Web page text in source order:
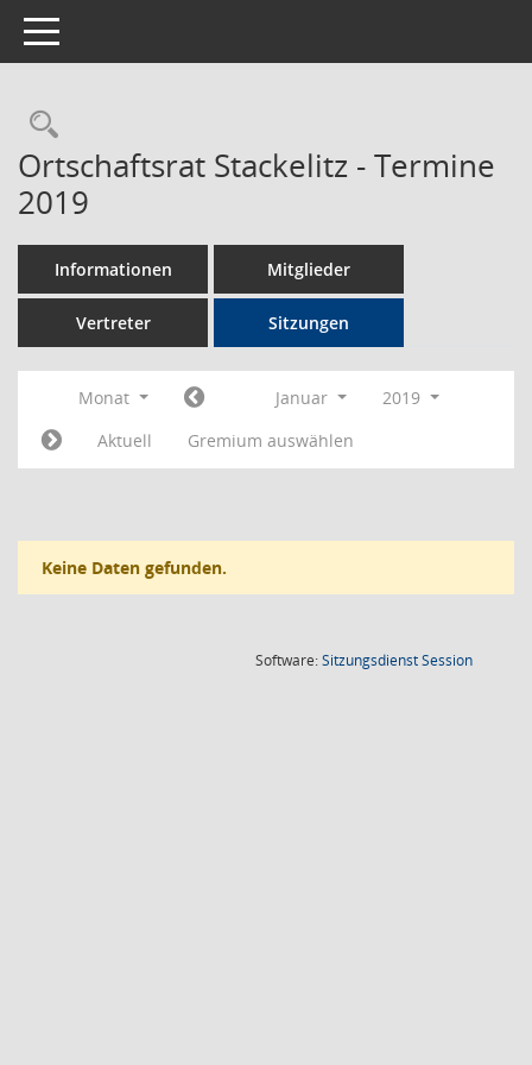
Toggle navigation
Rechercheauswahl
Ortschaftsrat Stackelitz - Termine
2019
Informationen Mitglieder
Vertreter Sitzungen
Monat Januar
2019
Aktuell
Gremium auswählen
Keine Daten gefunden.
Software:SitzungsdienstSession(Wird in